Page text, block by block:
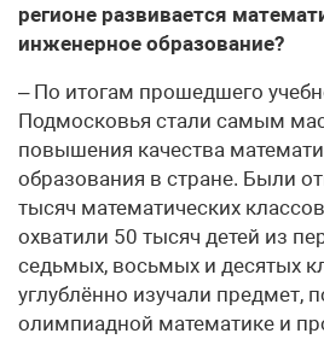
регионе развивается
инженерное образование?
– По итогам прошедшего
Подмосковья стали самым
повышения качества
образования в стране. Были
тысяч математических
охватили 50 тысяч детей из
седьмых, восьмых и десятых
углублённо изучали предмет,
олимпиадной математике и